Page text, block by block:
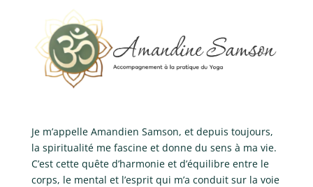
Je m’appelle Amandien Samson, et depuis toujours,
la spiritualité me fascine et donne du sens à ma vie.
C’est cette quête d’harmonie et d’équilibre entre le
corps, le mental et l’esprit qui m’a conduit sur la voie